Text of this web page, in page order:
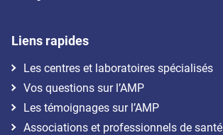
Liens rapides
Les centres et laboratoires spécialisés
Vos questions sur l’AMP
Les témoignages sur l’AMP
Associations et professionnels de santé